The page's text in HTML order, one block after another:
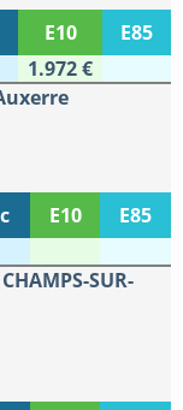
E10
E85
1.972 €
E10
E85
SUR-